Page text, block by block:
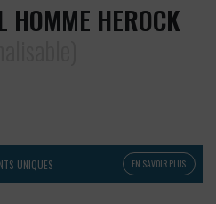
HOMME HEROCK
UNIQUES EN SAVOIR PLUS